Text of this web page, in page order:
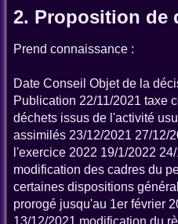
2. Proposition de
Prend connaissance :
Date Conseil Objet de la
Publication 22/11/2021 taxe
déchets issus de l'activité
assimilés 23/12/2021 27/12/
l'exercice 2022 19/1/2022
modification des cadres du
certaines dispositions
prorogé jusqu'au 1er février